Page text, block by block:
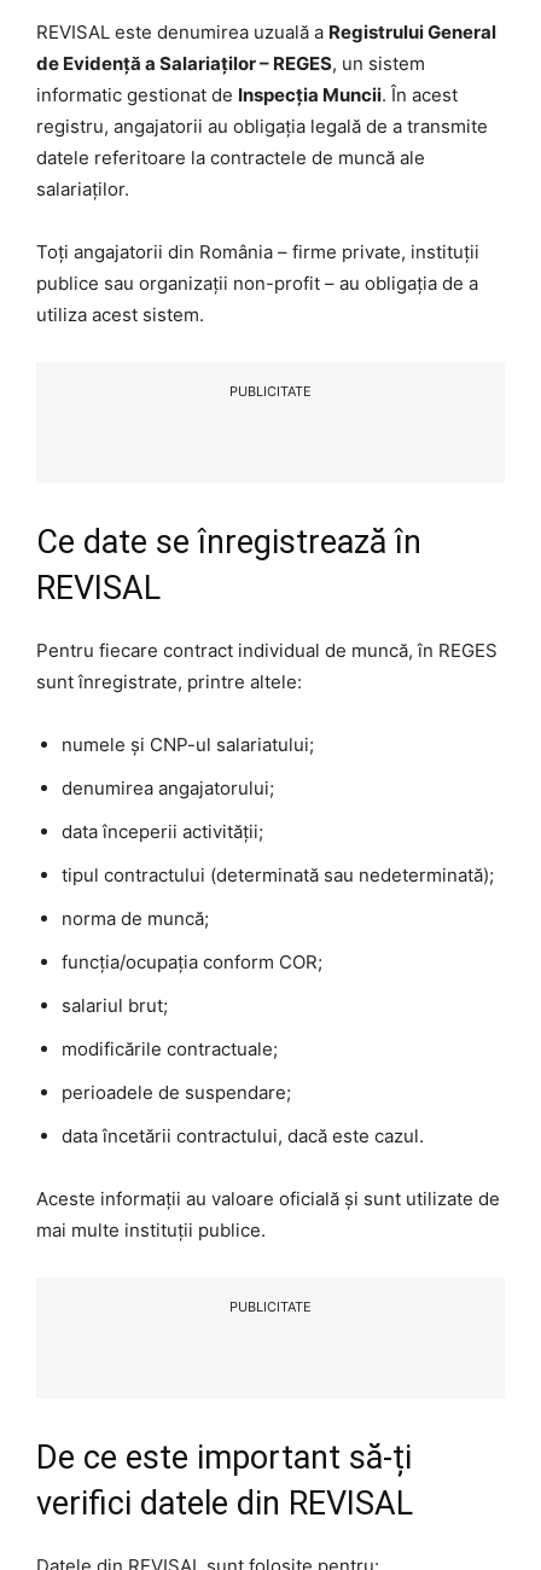
REVISAL este denumirea uzuală a Registrului General
de Evidență a Salariaților – REGES, un sistem
informatic gestionat de Inspecția Muncii. În acest
registru, angajatorii au obligația legală de a transmite
datele referitoare la contractele de muncă ale
salariaților.
Toți angajatorii din România – firme private, instituții
publice sau organizații non-profit – au obligația de a
utiliza acest sistem.
PUBLICITATE
Ce date se înregistrează în
REVISAL
Pentru fiecare contract individual de muncă, în REGES
sunt înregistrate, printre altele:
numele și CNP-ul salariatului;
denumirea angajatorului;
data începerii activității;
tipul contractului (determinată sau nedeterminată);
norma de muncă;
funcția/ocupația conform COR;
salariul brut;
modificările contractuale;
perioadele de suspendare;
data încetării contractului, dacă este cazul.
Aceste informații au valoare oficială și sunt utilizate de
mai multe instituții publice.
PUBLICITATE
De ce este important să-ți
verifici datele din REVISAL